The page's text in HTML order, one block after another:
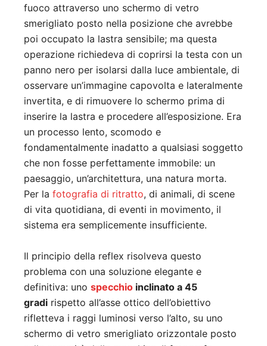
fuoco attraverso uno schermo di vetro
smerigliato posto nella posizione che avrebbe
poi occupato la lastra sensibile; ma questa
operazione richiedeva di coprirsi la testa con un
panno nero per isolarsi dalla luce ambientale, di
osservare un’immagine capovolta e lateralmente
invertita, e di rimuovere lo schermo prima di
inserire la lastra e procedere all’esposizione. Era
un processo lento, scomodo e
fondamentalmente inadatto a qualsiasi soggetto
che non fosse perfettamente immobile: un
paesaggio, un’architettura, una natura morta.
Per la fotografia di ritratto, di animali, di scene
di vita quotidiana, di eventi in movimento, il
sistema era semplicemente insufficiente.
Il principio della reflex risolveva questo
problema con una soluzione elegante e
definitiva: uno specchio inclinato a 45
gradi rispetto all’asse ottico dell’obiettivo
rifletteva i raggi luminosi verso l’alto, su uno
schermo di vetro smerigliato orizzontale posto